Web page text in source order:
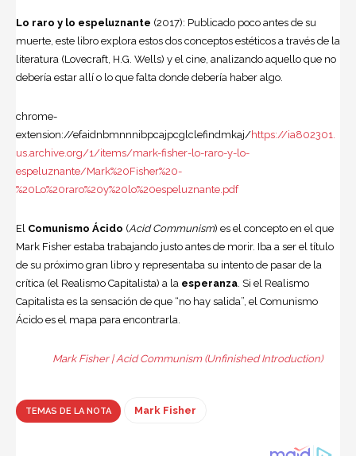
Lo raro y lo espeluznante (2017): Publicado poco antes de su
muerte, este libro explora estos dos conceptos estéticos a través de la
literatura (Lovecraft, H.G. Wells) y el cine, analizando aquello que no
debería estar allí o lo que falta donde debería haber algo.
chrome-
extension://efaidnbmnnnibpcajpcglclefindmkaj/https://ia802301.
us.archive.org/1/items/mark-fisher-lo-raro-y-lo-
espeluznante/Mark%20Fisher%20-
%20Lo%20raro%20y%20lo%20espeluznante.pdf
El Comunismo Ácido (Acid Communism) es el concepto en el que
Mark Fisher estaba trabajando justo antes de morir. Iba a ser el título
de su próximo gran libro y representaba su intento de pasar de la
crítica (el Realismo Capitalista) a la esperanza. Si el Realismo
Capitalista es la sensación de que “no hay salida”, el Comunismo
Ácido es el mapa para encontrarla.
Mark Fisher | Acid Communism (Unfinished Introduction)
TEMAS DE LA NOTA Mark Fisher